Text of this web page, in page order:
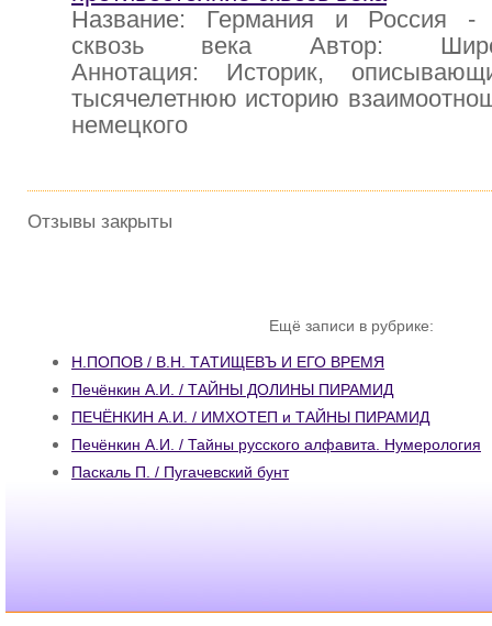
Название: Германия и Россия -
сквозь века Автор:
Аннотация: Историк,
тысячелетнюю историю
немецкого
Отзывы закрыты
Ещё записи в рубрике:
Н.ПОПОВ / В.Н. TАTИЩEBЪ И ЕГО ВРЕМЯ
Печёнкин А.И. / ТАЙНЫ ДОЛИНЫ ПИРАМИД
ПЕЧЁНКИН А.И. / ИМХОТЕП и ТАЙНЫ ПИРАМИД
Печёнкин А.И. / Тайны русского алфавита. Нумерология
Паскаль П. / Пугачевский бунт